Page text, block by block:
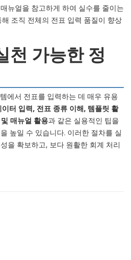
뉴얼을 참고하게 하여 실수를 줄이는
조직 전체의 전표 입력 품질이 향상
천 가능한 정
에서 전표를 입력하는 데 매우 유용
이터 입력, 전표 종류 이해, 템플릿 활
매뉴얼 활용과 같은 실용적인 팁을
높일 수 있습니다. 이러한 절차를 실
을 확보하고, 보다 원활한 회계 처리